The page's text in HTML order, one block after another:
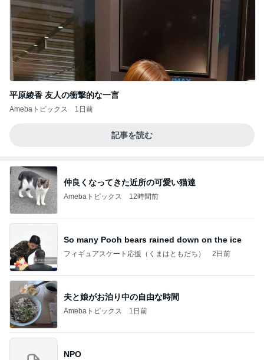
平原綾香 友人の衝撃的な一言
Amebaトピックス 1日前
記事を読む
仲良くなってきた近所の可愛い猫達
Amebaトピックス 12時間前
So many Pooh bears rained down on the ice
フィギュアスケート応援（くまはともだち） 2日前
夫と娘がお泊り中の自由な時間
Amebaトピックス 1日前
NPO